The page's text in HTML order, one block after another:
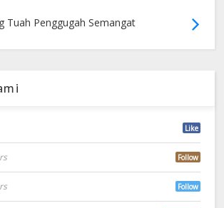
Tuah Penggugah Semangat
Like
Follow
Follow